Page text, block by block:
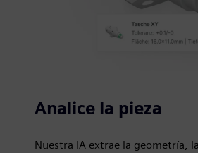
Analice la pieza
Nuestra IA extrae la geometría,